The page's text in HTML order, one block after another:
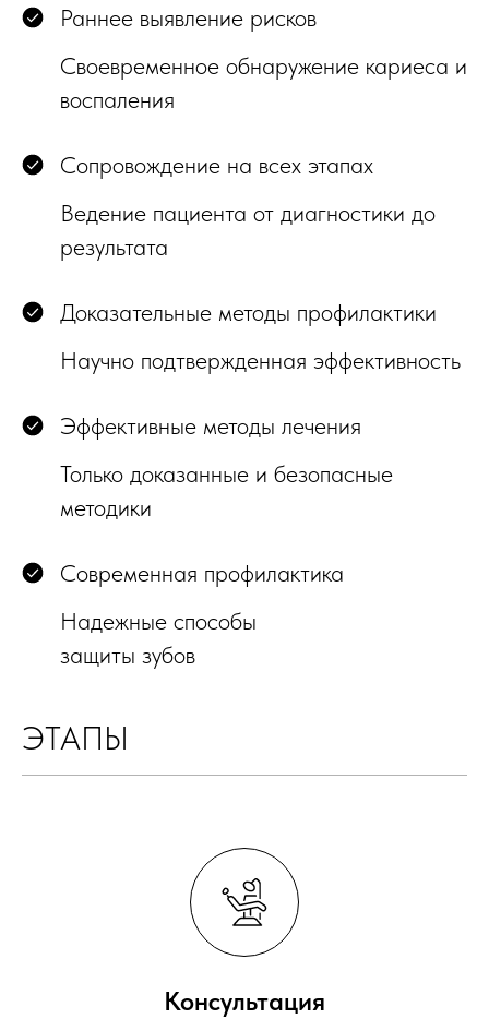
Раннее выявление рисков
Своевременное обнаружение кариеса и
воспаления
Сопровождение на всех этапах
Ведение пациента от диагностики до
результата
Доказательные методы профилактики
Научно подтвержденная эффективность
Эффективные методы лечения
Только доказанные и безопасные
методики
Современная профилактика
Надежные способы
защиты зубов
ЭТАПЫ
Консультация